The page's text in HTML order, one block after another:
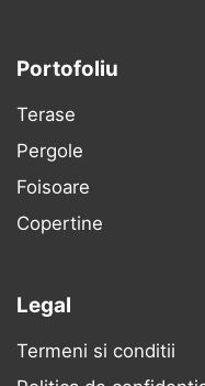
Portofoliu
Terase
Pergole
Foisoare
Copertine
Legal
Termeni si conditii